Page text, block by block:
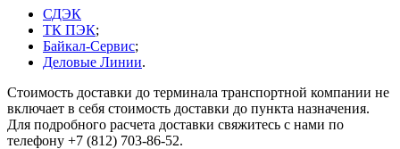
СДЭК
ТК ПЭК;
Байкал-Сервис;
Деловые Линии.
Стоимость доставки до терминала транспортной компании не
включает в себя стоимость доставки до пункта назначения.
Для подробного расчета доставки свяжитесь с нами по
телефону +7 (812) 703-86-52.